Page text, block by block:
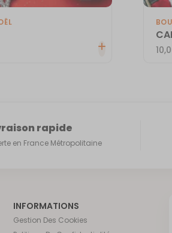
rapide
en France Métropolitaine
INFORMATIONS
Gestion Des Cookies